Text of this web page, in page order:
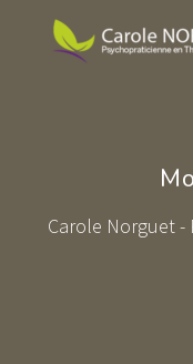
Carole Norguet -